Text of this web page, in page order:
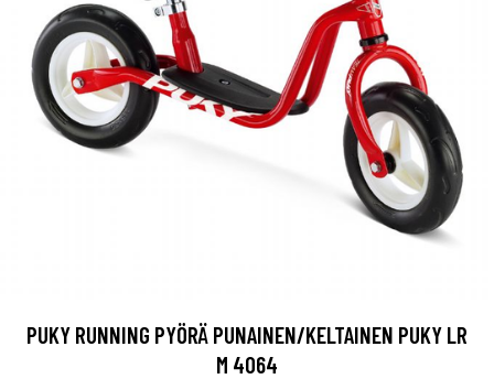
PUKY RUNNING PYÖRÄ PUNAINEN/KELTAINEN PUKY LR
M 4064